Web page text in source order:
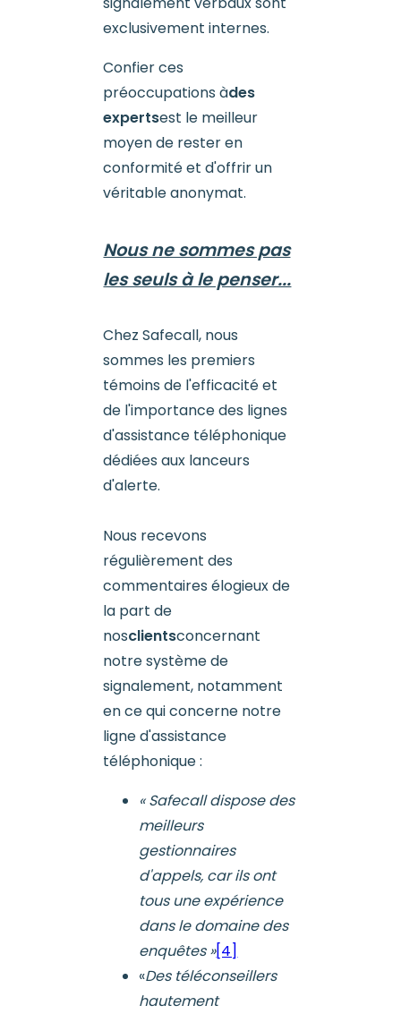
exclusivement internes.
Confier ces
préoccupations àdes
expertsest le meilleur
moyen de rester en
conformité et d'offrir un
véritable anonymat.
Nous ne sommes pas
les seuls à le penser...
Chez Safecall, nous
sommes les premiers
témoins de l'efficacité et
de l'importance des lignes
d'assistance téléphonique
dédiées aux lanceurs
d'alerte.
Nous recevons
régulièrement des
commentaires élogieux de
la part de
nosclientsconcernant
notre système de
signalement, notamment
en ce qui concerne notre
ligne d'assistance
téléphonique :
« Safecall dispose des
meilleurs
gestionnaires
d'appels, car ils ont
tous une expérience
dans le domaine des
enquêtes »[4]
«Des téléconseillers
hautement